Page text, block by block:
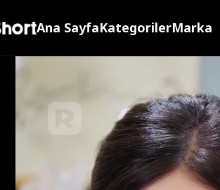
Ana SayfaKategorilerMarka